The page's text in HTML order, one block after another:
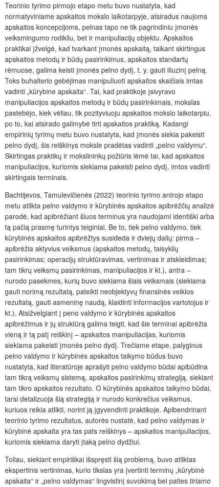
Teorinio tyrimo pirmojo etapo metu buvo nustatyta, kad
normatyviniame apskaitos mokslo laikotarpyje, atsiradus naujoms
apskaitos koncepcijoms, pelnas tapo ne tik pagrindiniu įmonės
veiksmingumo rodikliu, bet ir manipuliacijų objektu. Apskaitos
praktikai įžvelgė, kad tvarkant įmonės apskaitą, taikant skirtingus
apskaitos metodų ir būdų pasirinkimus, apskaitos standartų
rėmuose, galima keisti įmonės pelno dydį, t. y. gauti iliuzinį pelną.
Toks buhalterio gebėjimas manipuliuoti apskaitos skaičiais imtas
vadinti „kūrybine apskaita“. Tai, kad praktikoje įsivyravo
manipuliacijos apskaitos metodų ir būdų pasirinkimais, mokslas
pastebėjo, kiek vėliau, tik pozityviuoju apskaitos mokslo laikotarpiu,
po to, kai atsirado galimybė tirti apskaitos praktiką. Kadangi
empirinių tyrimų metu buvo nustatyta, kad įmonės siekia pakeisti
pelno dydį, šis reiškinys moksle pradėtas vadinti „pelno valdymu“.
Skirtingas praktikų ir mokslininkų požiūris lėmė tai, kad apskaitos
manipuliacijos, kuriomis siekiama pakeisti pelno dydį, imtos vadinti
skirtingais terminais.
Bachtijevos, Tamulevičienės (2022) teorinio tyrimo antrojo etapo
metu atlikta pelno valdymo ir kūrybinės apskaitos apibrėžčių analizė
parodė, kad apibrėžiant šiuos terminus yra naudojami identiški arba
tą pačią prasmę turintys teiginiai. Be to, tiek pelno valdymo, tiek
kūrybinės apskaitos apibrėžtys susideda ir dviejų dalių: pirma –
apibrėžia aktyvius veiksmus (apskaitos metodų, taisyklių
pasirinkimas; operacijų struktūravimas, vertinimas ir atskleidimas;
tam tikrų veiksmų pasirinkimas, manipuliacijos ir kt.), antra –
nurodo pasekmes, kurių buvo siekiama šiais veiksmais (siekiama
gauti norimą rezultatą, pateikti neobjektyvų finansinės veiklos
rezultatą, gauti asmeninę naudą, klaidinti informacijos vartotojus ir
kt.). Atsižvelgiant į peno valdymo ir kūrybinės apskaitos
apibrėžimus ir jų struktūrą galima teigti, kad šie terminai apibrėžia
vieną ir tą patį reiškinį – apskaitos manipuliacijas, kuriomis
siekiama pakeisti įmonės pelno dydį. Trečiame etape, palyginus
pelno valdymo ir kūrybinės apskaitos taikymo būdus buvo
nustatyta, kad literatūroje aprašyti pelno valdymo būdai apibūdina
tam tikrą veiksmų sistemą, apskaitos pasirinkimų strategiją, siekiant
tam tikro apskaitos rezultato. O kūrybinės apskaitos taikymo būdai,
tarsi detalizuoja šią strategiją ir nurodo konkrečius veiksmus,
kuriuos reikia atlikti, norint ją įgyvendinti praktikoje. Apibendrinant
teorinio tyrimo rezultatus, autorės nustatė, kad pelno valdymas ir
kūrybinė apskaita yra tas pats reiškinys – apskaitos manipuliacijos,
kuriomis siekiama daryti įtaką pelno dydžiui.
Toliau, siekiant empiriškai išspręsti šią problemą, buvo atliktas
ekspertinis vertinimas, kurio tikslas yra įvertinti terminų „kūrybinė
apskaita“ ir „pelno valdymas“ lingvistinį suvokimą bei paties tiriamo